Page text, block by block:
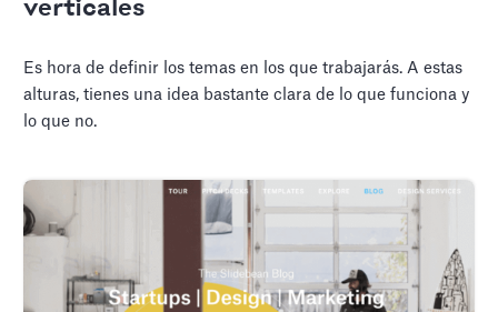
verticales
Es hora de definir los temas en los que trabajarás. A estas
alturas, tienes una idea bastante clara de lo que funciona y
lo que no.